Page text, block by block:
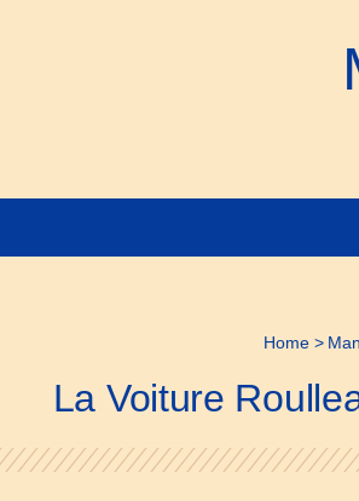
Home>
La Voiture